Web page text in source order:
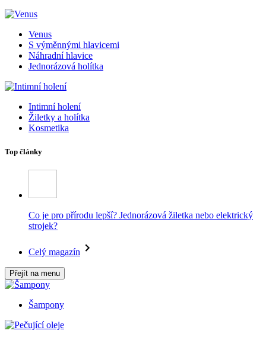
Venus
S výměnnými hlavicemi
Náhradní hlavice
Jednorázová holítka
Intimní holení
Žiletky a holítka
Kosmetika
Top články
Co je pro přírodu lepší? Jednorázová žiletka nebo elektrický
strojek?
Celý magazín
Přejít na menu
Šampony